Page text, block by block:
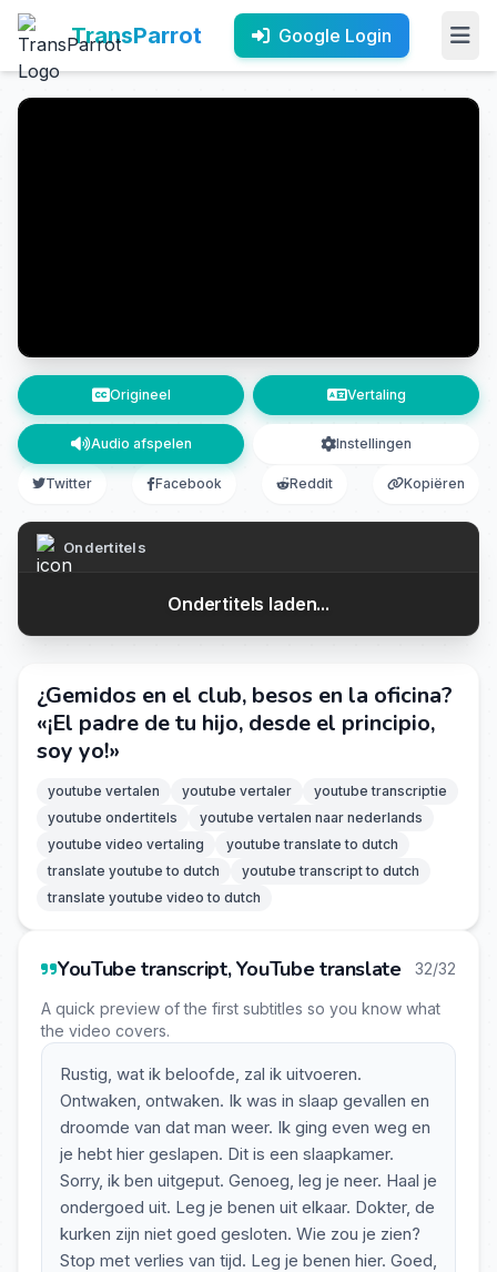
TransParrot Google Login
Origineel Vertaling
Audio afspelen Instellingen
Twitter Facebook Reddit Kopiëren
Ondertitels
Ondertitels laden...
¿Gemidos en el club, besos en la oficina?
«¡El padre de tu hijo, desde el principio,
soy yo!»
youtube vertalen youtube vertaler
youtube transcriptie
youtube ondertitels
youtube vertalen naar nederlands
youtube video vertaling
youtube translate to dutch
translate youtube to dutch
youtube transcript to dutch
translate youtube video to dutch
YouTube transcript, YouTube translate 32/32
A quick preview of the first subtitles so you know what
the video covers.
Rustig, wat ik beloofde, zal ik uitvoeren.
Ontwaken, ontwaken. Ik was in slaap gevallen en
droomde van dat man weer. Ik ging even weg en
je hebt hier geslapen. Dit is een slaapkamer.
Sorry, ik ben uitgeput. Genoeg, leg je neer. Haal je
ondergoed uit. Leg je benen uit elkaar. Dokter, de
kurken zijn niet goed gesloten. Wie zou je zien?
Stop met verlies van tijd. Leg je benen hier. Goed,